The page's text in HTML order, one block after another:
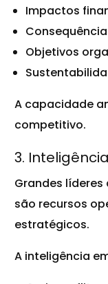
Impactos
Objetivos
A capacidade
competitivo.
3.
Grandes
são recursos
estratégicos.
A inteligência